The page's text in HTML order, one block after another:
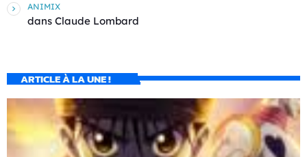
ANIMIX
dans Claude Lombard
ARTICLE À LA UNE !